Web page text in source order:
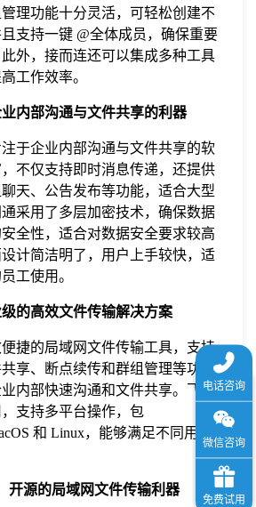
理功能十分灵活，可轻松创建不
支持一键 @全体成员，确保重要
外，接而连还可以集成多种工具
工作效率。
内部沟通与文件共享的利器
于企业内部沟通与文件共享的软
不仅支持即时消息传递，还提供
天、公告发布等功能，适合大型
采用了多层加密技术，确保数据
全性，适合对数据安全要求较高
计简洁明了，用户上手较快，适
工使用。
的高效文件传输解决方案
捷的局域网文件传输工具，支持
享、断点续传和群组管理等功
内部快速沟通和文件共享。飞秋
支持多平台操作，包
和 Linux，能够满足不同用户
开源的局域网文件传输利器